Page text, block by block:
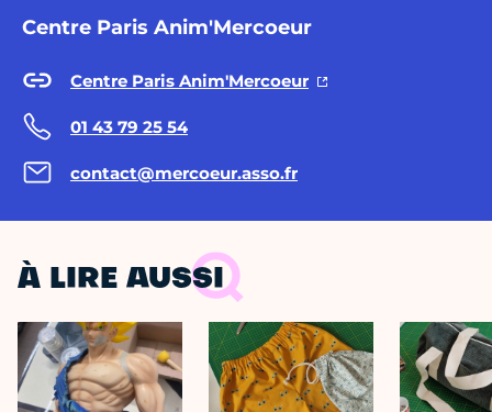
Centre Paris Anim'Mercoeur
Centre Paris Anim'Mercoeur
01 43 79 25 54
contact@mercoeur.asso.fr
À LIRE AUSSI